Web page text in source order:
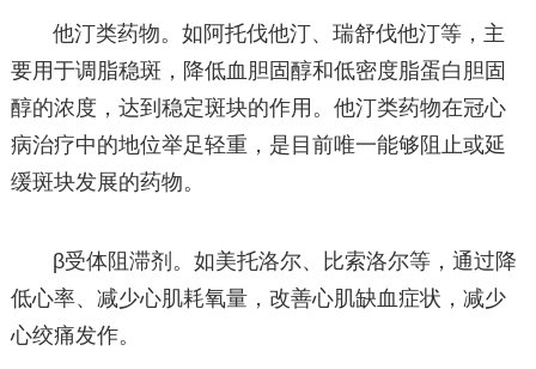
他汀类药物。如阿托伐他汀、瑞舒伐他汀等，主
要用于调脂稳斑，降低血胆固醇和低密度脂蛋白胆固
醇的浓度，达到稳定斑块的作用。他汀类药物在冠心
病治疗中的地位举足轻重，是目前唯一能够阻止或延
缓斑块发展的药物。
β受体阻滞剂。如美托洛尔、比索洛尔等，通过降
低心率、减少心肌耗氧量，改善心肌缺血症状，减少
心绞痛发作。